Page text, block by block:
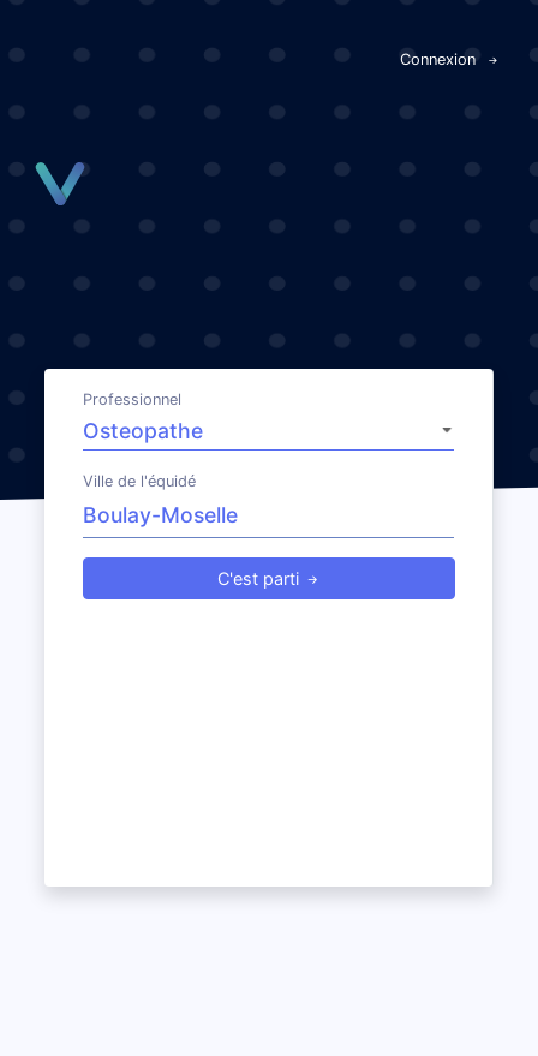
Connexion
Professionnel
Ville de l'équidé
C'est parti